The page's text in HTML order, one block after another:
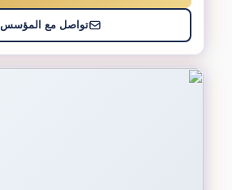
تواصل مع المؤسس